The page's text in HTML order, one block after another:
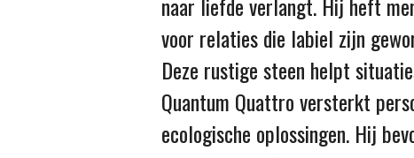
voor relaties die labiel zijn
Deze rustige steen helpt
Quantum Quattro versterkt
ecologische oplossingen. Hij